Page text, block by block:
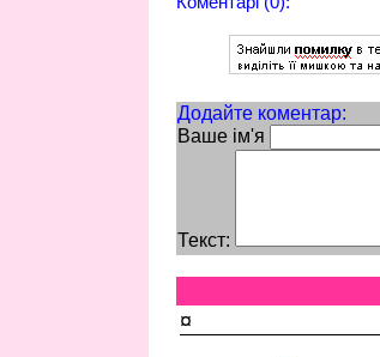
Додайте коментар:
Ваше ім'я
Текст:
¤